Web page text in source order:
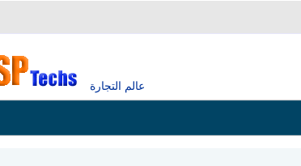
عالم التجارة